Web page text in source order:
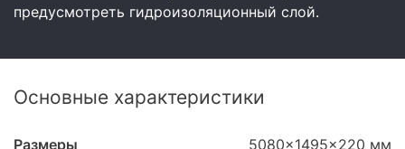
предусмотреть гидроизоляционный слой.
Основные характеристики
Размеры 5080x1495x220 мм